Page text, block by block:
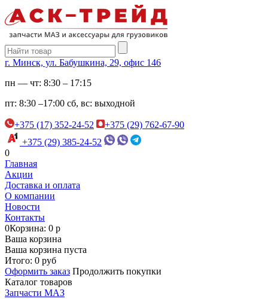
г. Минск, ул. Бабушкина, 29, офис 146
пн — чт: 8:30 – 17:15
пт: 8:30 –17:00 сб, вс: выходной
+375 (17) 352-24-52
+375 (29) 762-67-90
+375 (29) 385-24-52
0
Главная
Акции
Доставка и оплата
О компании
Новости
Контакты
0Корзина: 0 р
Ваша корзина
Ваша корзина пуста
Итого: 0 руб
Оформить заказ Продолжить покупки
Каталог товаров
Запчасти МАЗ